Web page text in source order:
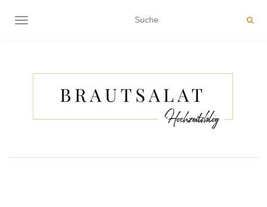
NAVIGATION EIN-/AUSSCHALTEN